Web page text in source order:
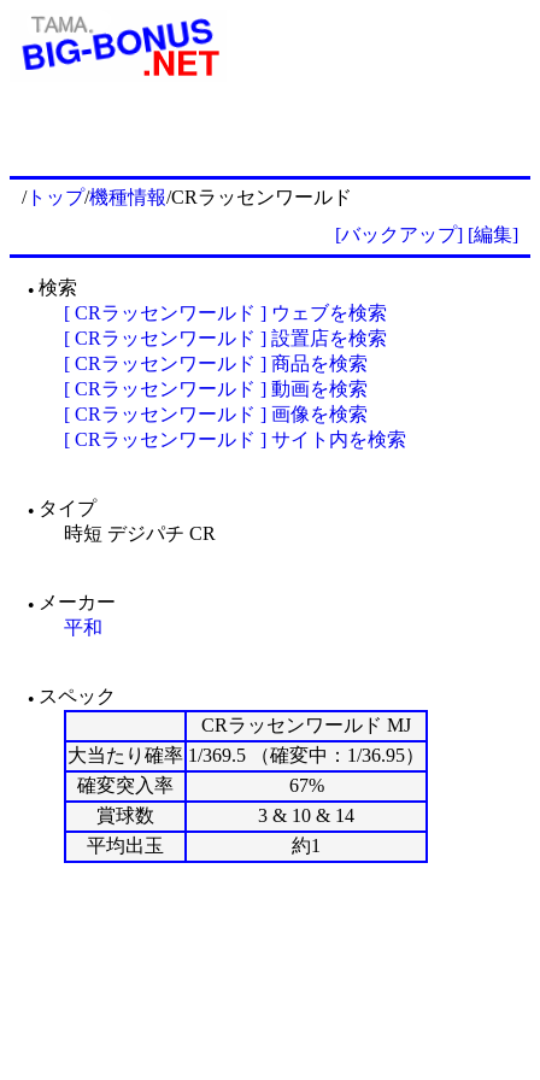
/トップ/機種情報/CRラッセンワールド
[バックアップ] [編集]
● 検索
[ CRラッセンワールド ] ウェブを検索
[ CRラッセンワールド ] 設置店を検索
[ CRラッセンワールド ] 商品を検索
[ CRラッセンワールド ] 動画を検索
[ CRラッセンワールド ] 画像を検索
[ CRラッセンワールド ] サイト内を検索
● タイプ
時短 デジパチ CR
●
メーカー
平和
● スペック
CRラッセンワールド MJ
大当たり確率 1/369.5 （確変中：1/36.95）
確変突入率
67%
賞球数
3 & 10 & 14
平均出玉
約1